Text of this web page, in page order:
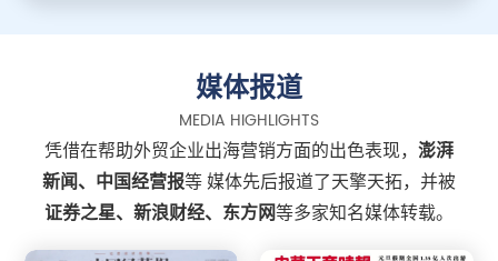
媒体报道
MEDIA HIGHLIGHTS
凭借在帮助外贸企业出海营销方面的出色表现， 澎湃
新闻、中国经营报等 媒体先后报道了天擎天拓， 并被
证券之星、新浪财经、东方网等多家知名媒体转载。